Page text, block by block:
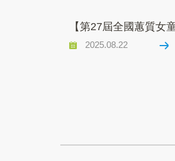
【第27屆全國蕙質女
2025.08.22